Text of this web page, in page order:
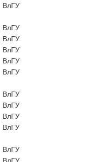
ВлГУ
ВлГУ
ВлГУ
ВлГУ
ВлГУ
ВлГУ
ВлГУ
ВлГУ
ВлГУ
ВлГУ
ВлГУ